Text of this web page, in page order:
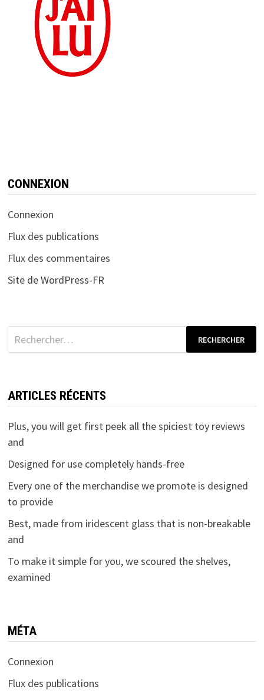
CONNEXION
Connexion
Flux des publications
Flux des commentaires
Site de WordPress-FR
Rechercher :
ARTICLES RÉCENTS
Plus, you will get first peek all the spiciest toy reviews
and
Designed for use completely hands-free
Every one of the merchandise we promote is designed
to provide
Best, made from iridescent glass that is non-breakable
and
To make it simple for you, we scoured the shelves,
examined
MÉTA
Connexion
Flux des publications